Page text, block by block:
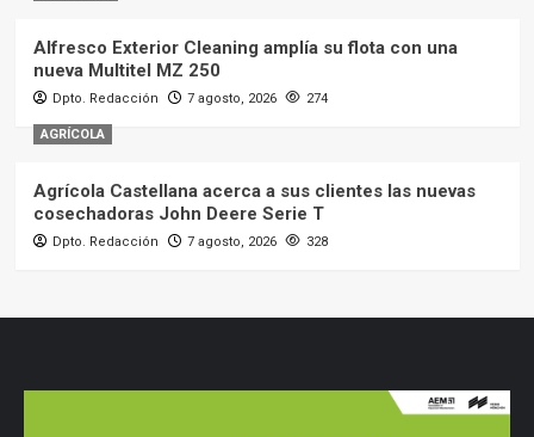
Alfresco Exterior Cleaning amplía su flota con una
nueva Multitel MZ 250
Dpto. Redacción 7 agosto, 2026 274
AGRÍCOLA
Agrícola Castellana acerca a sus clientes las nuevas
cosechadoras John Deere Serie T
Dpto. Redacción 7 agosto, 2026 328